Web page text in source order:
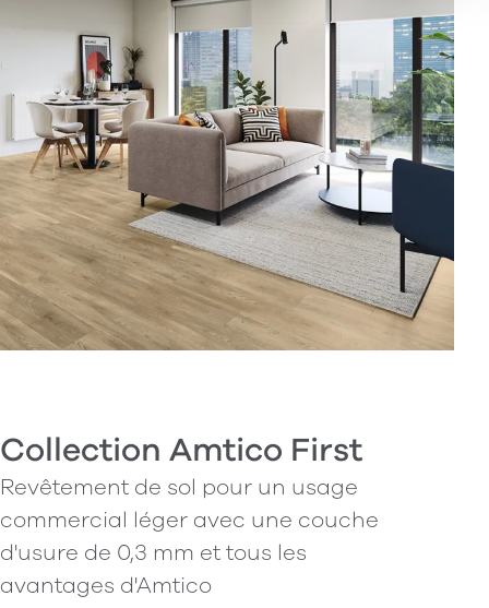
Collection Amtico First
Revêtement de sol pour un usage
commercial léger avec une couche
d'usure de 0,3 mm et tous les
avantages d'Amtico